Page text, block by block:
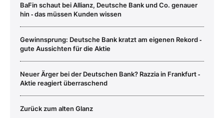
BaFin schaut bei Allianz, Deutsche Bank und Co. genauer
hin ‑ das müssen Kunden wissen
Gewinnsprung: Deutsche Bank kratzt am eigenen Rekord ‑
gute Aussichten für die Aktie
Neuer Ärger bei der Deutschen Bank? Razzia in Frankfurt ‑
Aktie reagiert überraschend
Zurück zum alten Glanz